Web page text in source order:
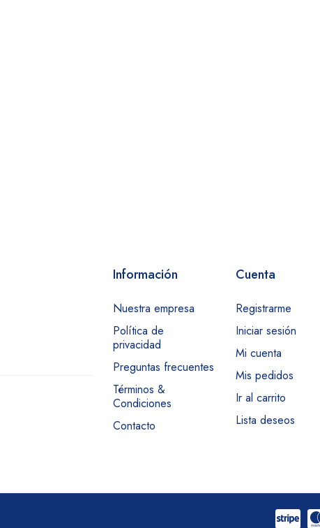
Información
Nuestra empresa
Política de
privacidad
Preguntas frecuentes
Términos &
Condiciones
Contacto
Cuenta
Registrarme
Iniciar sesión
Mi cuenta
Mis pedidos
Ir al carrito
Lista deseos